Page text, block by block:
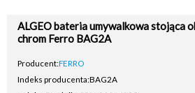
ALGEO bateria umywalkowa stojąca
chrom Ferro BAG2A
Producent:FERRO
Indeks producenta:BAG2A